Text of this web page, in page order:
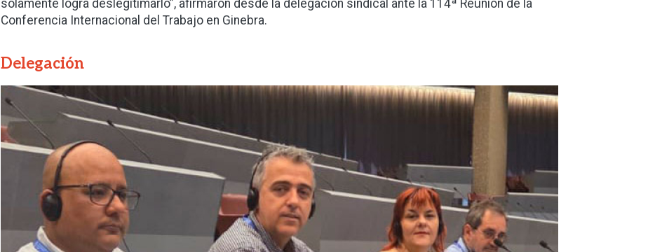
solamente logra deslegitimarlo”, afirmaron desde la delegación sindical ante la 114ª Reunión de la
Conferencia Internacional del Trabajo en Ginebra.
Delegación
Imagen